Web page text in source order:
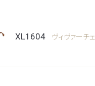
XL1604 ヴィヴァーチェ